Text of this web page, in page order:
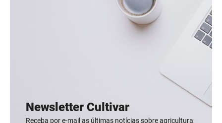
Newsletter Cultivar
Receba por e-mail as últimas notícias sobre agricultura